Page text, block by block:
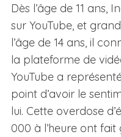
Dès l’âge de 11 ans,
sur YouTube, et
l’âge de 14 ans, il
la plateforme de
YouTube a
point d’avoir le
lui. Cette overdose
000 à l’heure ont